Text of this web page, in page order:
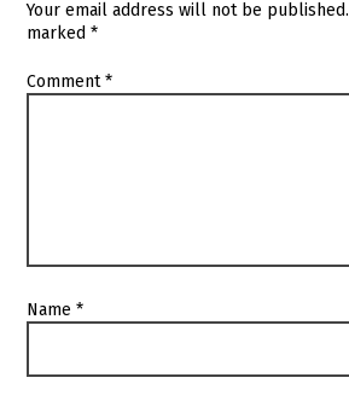
Your email address will not be published.
marked*
Comment*
Name*